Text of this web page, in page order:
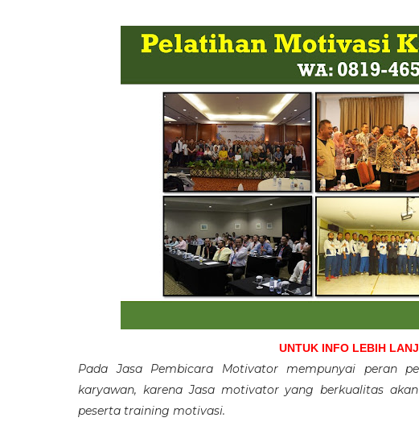
UNTUK INFO LEBIH
Pada Jasa Pembicara Motivator mempunyai peran
karyawan, karena Jasa motivator yang berkualitas
peserta training motivasi.